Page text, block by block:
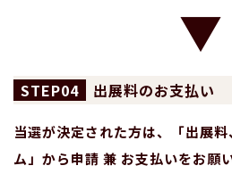
04 出展料のお支払い
当選が決定された方は、「出展
ム」から申請 兼 お支払いをお願